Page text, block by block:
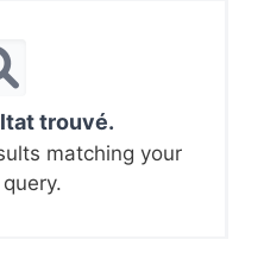
trouvé.
matching your